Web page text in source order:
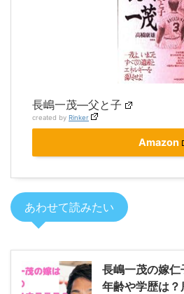
長嶋一茂―父と子
created by Rinker
Amazon
あわせて読みたい
長嶋一茂の嫁
年齢や学歴は